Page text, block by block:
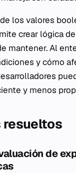
los valores
crear lógica
mantener. Al
y cómo
y menos
resueltos
de